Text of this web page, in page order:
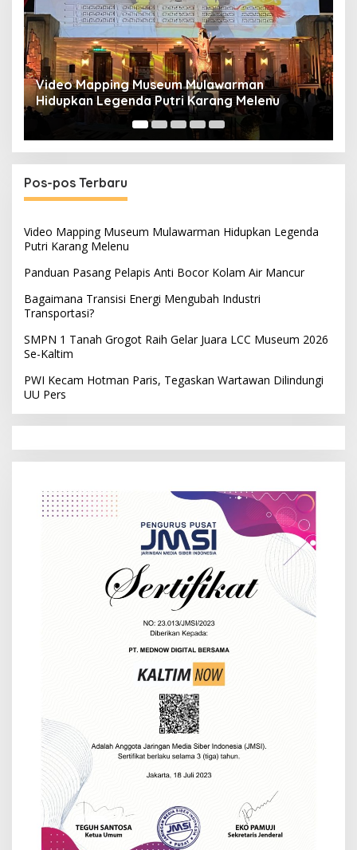
Panduan Pasang Pelapis Anti Bocor Kolam Air
Mancur
Pos-pos Terbaru
Video Mapping Museum Mulawarman Hidupkan Legenda
Putri Karang Melenu
Panduan Pasang Pelapis Anti Bocor Kolam Air Mancur
Bagaimana Transisi Energi Mengubah Industri
Transportasi?
SMPN 1 Tanah Grogot Raih Gelar Juara LCC Museum 2026
Se-Kaltim
PWI Kecam Hotman Paris, Tegaskan Wartawan Dilindungi
UU Pers